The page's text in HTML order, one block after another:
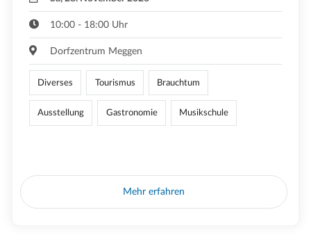
10:00 - 18:00 Uhr
Dorfzentrum Meggen
Diverses Tourismus Brauchtum
Ausstellung Gastronomie Musikschule
Mehr erfahren